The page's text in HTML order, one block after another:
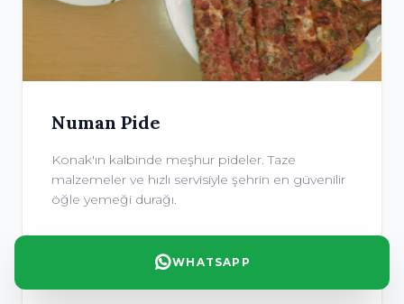
Numan Pide
Konak'ın kalbinde meşhur pideler. Taze
malzemeler ve hızlı servisiyle şehrin en güvenilir
öğle yemeği durağı.
WHATSAPP